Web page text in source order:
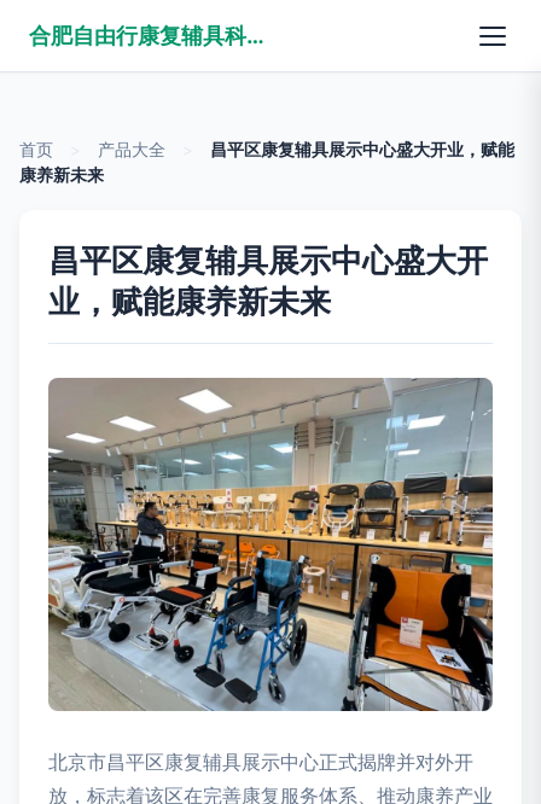
合肥自由行康复辅具科技有限公司
首页 产品大全
昌平区康复辅具展示中心盛大开业，赋能
康养新未来
昌平区康复辅具展示中心盛大开
业，赋能康养新未来
北京市昌平区康复辅具展示中心正式揭牌并对外开
放，标志着该区在完善康复服务体系、推动康养产业